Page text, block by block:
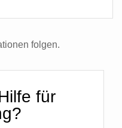
folgen.
für